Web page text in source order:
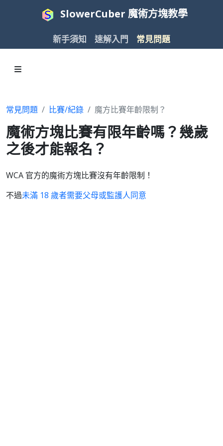
SlowerCuber 魔術方塊教學
新手須知 速解入門 常見問題
常見問題 比賽/紀錄 魔方比賽年齡限制？
魔術方塊比賽有限年齡嗎？幾歲
之後才能報名？
WCA 官方的魔術方塊比賽沒有年齡限制！
不過未滿 18 歲者需要父母或監護人同意